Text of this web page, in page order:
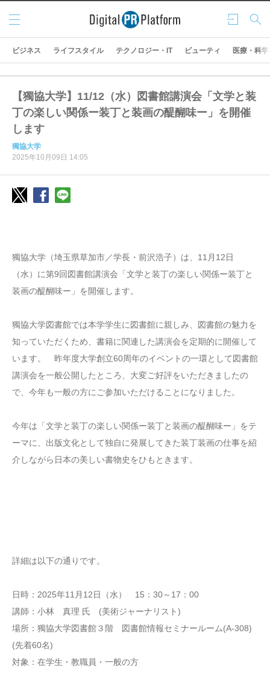
ログ
イン
検索
メニ
ュー
ビジネス ライフスタイル テクノロジー・IT ビューティ 医療・科学
【獨協大学】11/12（水）図書館講演会「文学と装
丁の楽しい関係ー装丁と装画の醍醐味ー」を開催
します
獨協大学
2025年10月09日 14:05
獨協大学（埼玉県草加市／学長・前沢浩子）は、11月12日
（水）に第9回図書館講演会「文学と装丁の楽しい関係ー装丁と
装画の醍醐味ー」を開催します。
獨協大学図書館では本学学生に図書館に親しみ、図書館の魅力を
知っていただくため、書籍に関連した講演会を定期的に開催して
います。 昨年度大学創立60周年のイベントの一環として図書館
講演会を一般公開したところ、大変ご好評をいただきましたの
で、今年も一般の方にご参加いただけることになりました。
今年は「文学と装丁の楽しい関係ー装丁と装画の醍醐味ー」をテ
ーマに、出版文化として独自に発展してきた装丁装画の仕事を紹
介しながら日本の美しい書物史をひもときます。
詳細は以下の通りです。
日時：2025年11月12日（水） 15：30～17：00
講師：小林 真理 氏 (美術ジャーナリスト)
場所：獨協大学図書館３階 図書館情報セミナールーム(A-308)
(先着60名)
対象：在学生・教職員・一般の方